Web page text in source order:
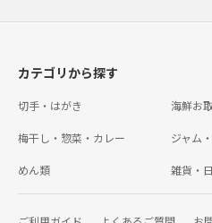
カテゴリから探す
切手・はがき 海鮮お
梅干し・惣菜・カレー ジャム
めん類 雑貨・